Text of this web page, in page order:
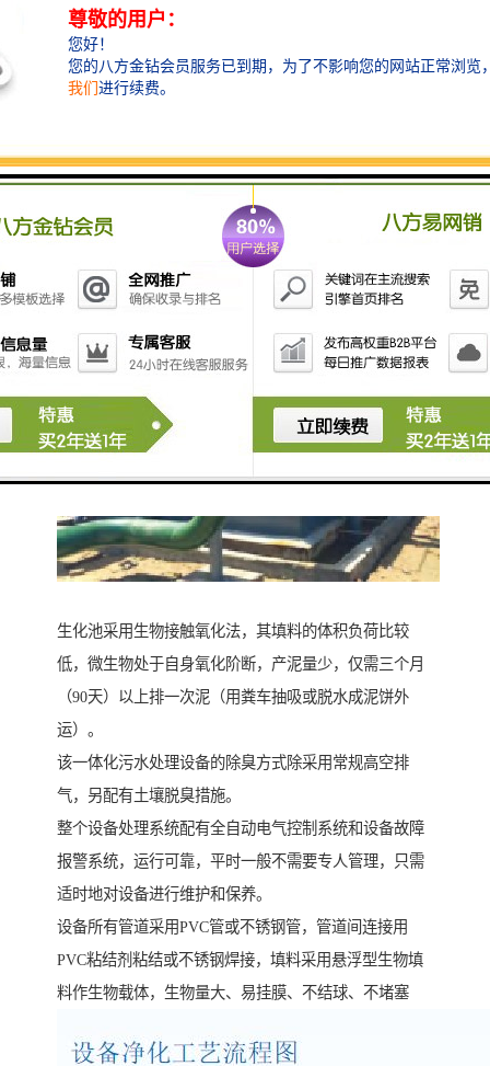
一体化污水处理装置的适用范围
1、宾馆、饭店、疗养院、医院；
3、车站、飞机场、海港码头、船舶；
5、与生活污水类似的各种工业有机废水。
生化池采用生物接触氧化法，其填料的体积负荷比较
低，微生物处于自身氧化阶断，产泥量少，仅需三个月
（90天）以上排一次泥（用粪车抽吸或脱水成泥饼外
运）。
该一体化污水处理设备的除臭方式除采用常规高空排
气，另配有土壤脱臭措施。
整个设备处理系统配有全自动电气控制系统和设备故障
报警系统，运行可靠，平时一般不需要专人管理，只需
适时地对设备进行维护和保养。
设备所有管道采用PVC管或不锈钢管，管道间连接用
PVC粘结剂粘结或不锈钢焊接，填料采用悬浮型生物填
料作生物载体，生物量大、易挂膜、不结球、不堵塞